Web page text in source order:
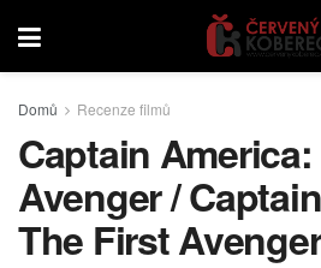
Domů Recenze filmů
Captain
Avenger /
The First